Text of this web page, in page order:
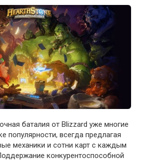
баталия от Blizzard уже многие
популярности, всегда предлагая
механики и сотни карт с каждым
конкурентоспособной